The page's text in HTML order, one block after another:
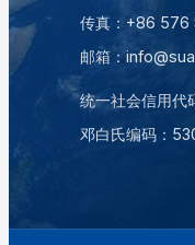
传真：+86 576
邮箱：
统一社会信用代
邓白氏编码：